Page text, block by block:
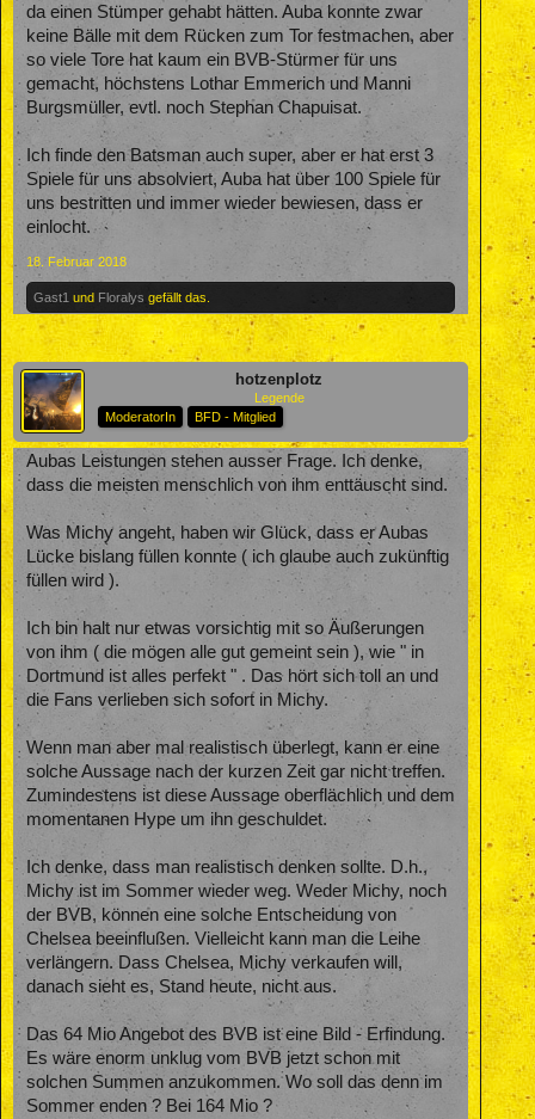
da einen Stümper gehabt hätten. Auba konnte zwar
keine Bälle mit dem Rücken zum Tor festmachen, aber
so viele Tore hat kaum ein BVB-Stürmer für uns
gemacht, höchstens Lothar Emmerich und Manni
Burgsmüller, evtl. noch Stephan Chapuisat.
Ich finde den Batsman auch super, aber er hat erst 3
Spiele für uns absolviert, Auba hat über 100 Spiele für
uns bestritten und immer wieder bewiesen, dass er
einlocht.
18. Februar 2018
Gast1 und Floralys gefällt das.
hotzenplotz
Legende
ModeratorIn
BFD - Mitglied
Aubas Leistungen stehen ausser Frage. Ich denke,
dass die meisten menschlich von ihm enttäuscht sind.
Was Michy angeht, haben wir Glück, dass er Aubas
Lücke bislang füllen konnte ( ich glaube auch zukünftig
füllen wird ).
Ich bin halt nur etwas vorsichtig mit so Äußerungen
von ihm ( die mögen alle gut gemeint sein ), wie " in
Dortmund ist alles perfekt " . Das hört sich toll an und
die Fans verlieben sich sofort in Michy.
Wenn man aber mal realistisch überlegt, kann er eine
solche Aussage nach der kurzen Zeit gar nicht treffen.
Zumindestens ist diese Aussage oberflächlich und dem
momentanen Hype um ihn geschuldet.
Ich denke, dass man realistisch denken sollte. D.h.,
Michy ist im Sommer wieder weg. Weder Michy, noch
der BVB, können eine solche Entscheidung von
Chelsea beeinflußen. Vielleicht kann man die Leihe
verlängern. Dass Chelsea, Michy verkaufen will,
danach sieht es, Stand heute, nicht aus.
Das 64 Mio Angebot des BVB ist eine Bild - Erfindung.
Es wäre enorm unklug vom BVB jetzt schon mit
solchen Summen anzukommen. Wo soll das denn im
Sommer enden ? Bei 164 Mio ?